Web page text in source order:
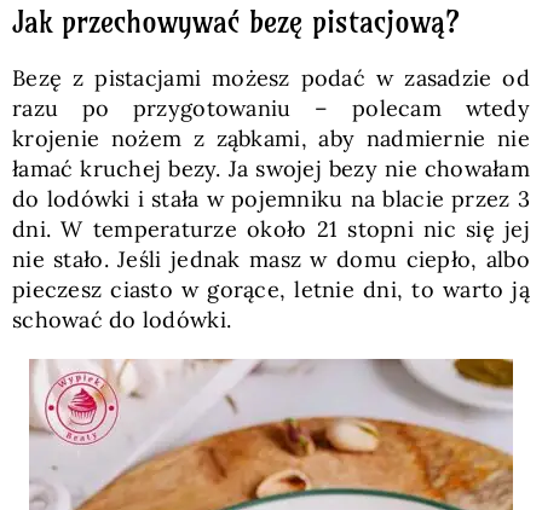
Jak przechowywać bezę pistacjową?
Bezę z pistacjami możesz podać w zasadzie od
razu po przygotowaniu – polecam wtedy
krojenie nożem z ząbkami, aby nadmiernie nie
łamać kruchej bezy. Ja swojej bezy nie chowałam
do lodówki i stała w pojemniku na blacie przez 3
dni. W temperaturze około 21 stopni nic się jej
nie stało. Jeśli jednak masz w domu ciepło, albo
pieczesz ciasto w gorące, letnie dni, to warto ją
schować do lodówki.